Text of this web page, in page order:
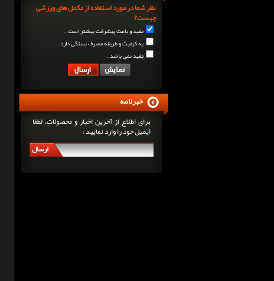
نظر شما در مورد استفاده از مکمل های ورزشی
چیست؟
مفید و باعث پیشرفت بیشتر است .
به کیفیت و طریقه مصرف بستگی دارد .
مفید نمی باشد .
برای اطلاع از آخرین اخبار و محصولات، لطفا
ایمیل خود را وارد نمایید :
ارسال
خبرنامه